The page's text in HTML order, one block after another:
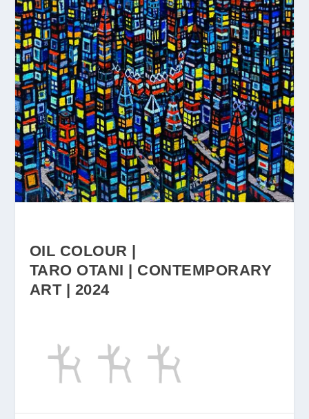
OIL COLOUR |
TARO OTANI | CONTEMPORARY
ART | 2024